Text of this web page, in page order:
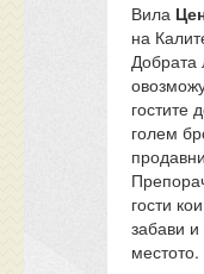
Вила
на
Добрата
гостите
голем
гости
забави
местото.